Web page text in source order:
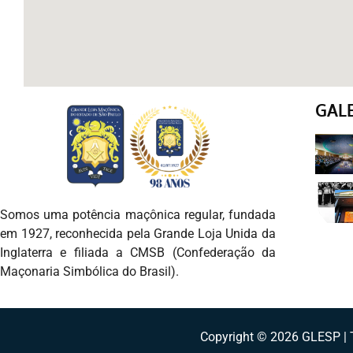
Somos uma potência maçônica regular, fundada
em 1927, reconhecida pela Grande Loja Unida da
Inglaterra e filiada a CMSB (Confederação da
Maçonaria Simbólica do Brasil).
Copyright © 2026 GLESP |